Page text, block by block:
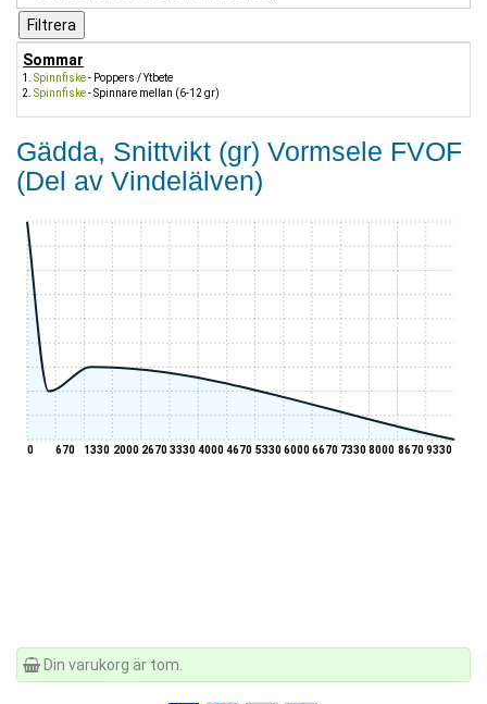
Sommar
Spinnfiske- Poppers / Ytbete
Spinnfiske- Spinnare mellan (6-12 gr)
Gädda, Snittvikt (gr) Vormsele FVOF
(Del av Vindelälven)
0 670 1330 2000 2670333040004670 533060006670 73308000 86709330
Din varukorg är tom.